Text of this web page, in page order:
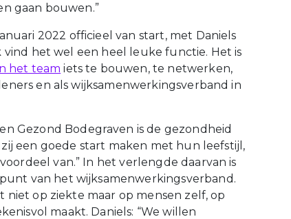
gaan bouwen.”
2022 officieel van start, met Daniels
vind het wel een heel leuke functie. Het is
het team iets te bouwen, te netwerken,
en als wijksamenwerkingsverband in
Gezond Bodegraven is de gezondheid
een goede start maken met hun leefstijl,
van.” In het verlengde daarvan is
van het wijksamenwerkingsverband.
niet op ziekte maar op mensen zelf, op
maakt. Daniels: “We willen